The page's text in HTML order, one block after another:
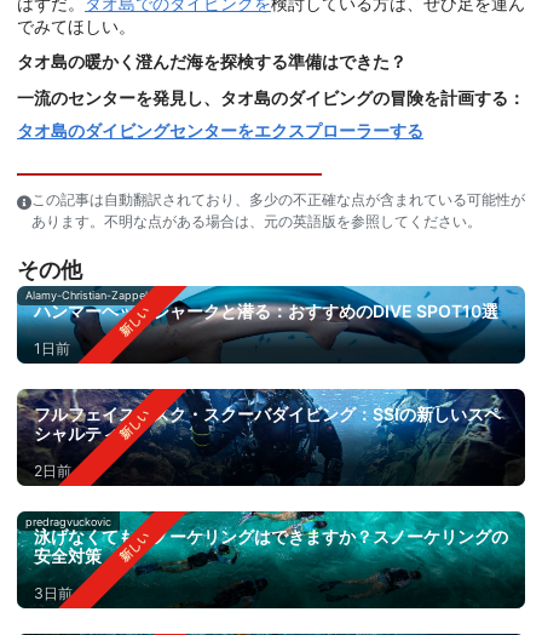
でみてほしい。
タオ島の暖かく澄んだ海を探検する準備はできた？
一流のセンターを発見し、タオ島のダイビングの冒険を計画する：
タオ島のダイビングセンターをエクスプローラーする
この記事は自動翻訳されており、多少の不正確な点が含まれている可能性が
あります。不明な点がある場合は、元の英語版を参照してください。
その他
Alamy-Christian-Zappel
ハンマーヘッドシャークと潜る：おすすめのDIVE SPOT10選
1日前
フルフェイスマスク・スクーバダイビング：SSIの新しいスペ
シャルティ
2日前
predragvuckovic
泳げなくてもスノーケリングはできますか？スノーケリングの
安全対策
3日前